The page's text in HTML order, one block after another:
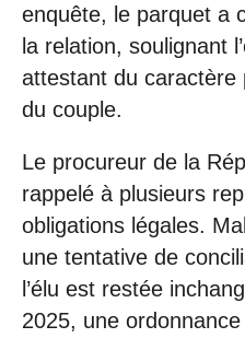
enquête, le parquet a
la relation, soulignant
attestant du caractère
du couple.
Le procureur de la
rappelé à plusieurs
obligations légales.
une tentative de
l’élu est restée
2025, une